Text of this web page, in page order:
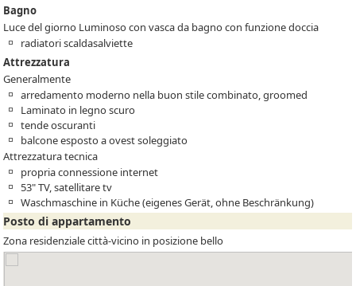
Bagno
Luce del giorno Luminoso con vasca da bagno con funzione doccia
radiatori scaldasalviette
Attrezzatura
Generalmente
arredamento moderno nella buon stile combinato, groomed
Laminato in legno scuro
tende oscuranti
balcone esposto a ovest soleggiato
Attrezzatura tecnica
propria connessione internet
53" TV, satellitare tv
Waschmaschine in Küche (eigenes Gerät, ohne Beschränkung)
Posto di appartamento
Zona residenziale città-vicino in posizione bello